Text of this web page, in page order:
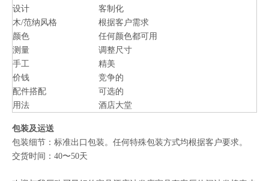
设计
客制化
木/范纳风格
根据客户需求
颜色
任何颜色都可用
测量
调整尺寸
手工
精美
价钱
竞争的
配件搭配
可选的
用法
酒店大堂
包装及运送
包装细节：标准出口包装。任何特殊包装方式均根据客户要求。
交货时间：40〜50天